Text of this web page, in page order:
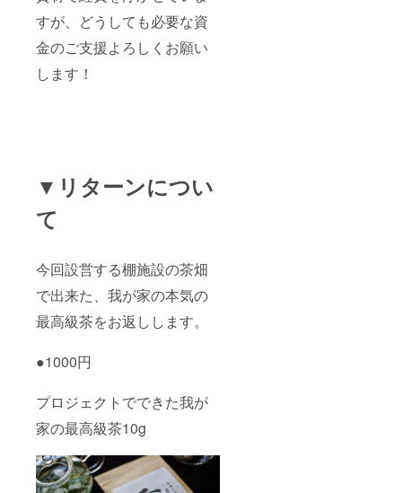
すが、どうしても必要な資
金のご支援よろしくお願い
します！
▼リターンについ
て
今回設営する棚施設の茶畑
で出来た、我が家の本気の
最高級茶をお返しします。
●1000円
プロジェクトでできた我が
家の最高級茶10g